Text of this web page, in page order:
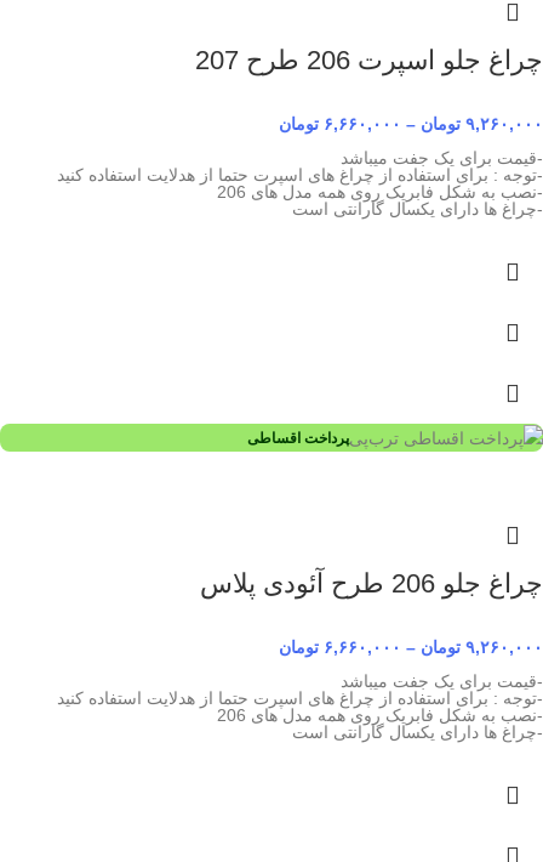
چراغ جلو اسپرت 206 طرح 207
۹,۲۶۰,۰۰۰ تومان – ۶,۶۶۰,۰۰۰ تومان
-قیمت برای یک جفت میباشد
-توجه : برای استفاده از چراغ های اسپرت حتما از هدلایت استفاده کنید
-نصب به شکل فابریک روی همه مدل های 206
-چراغ ها دارای یکسال گارانتی است
پرداخت اقساطی
چراغ جلو 206 طرح آئودی پلاس
۹,۲۶۰,۰۰۰ تومان – ۶,۶۶۰,۰۰۰ تومان
-قیمت برای یک جفت میباشد
-توجه : برای استفاده از چراغ های اسپرت حتما از هدلایت استفاده کنید
-نصب به شکل فابریک روی همه مدل های 206
-چراغ ها دارای یکسال گارانتی است